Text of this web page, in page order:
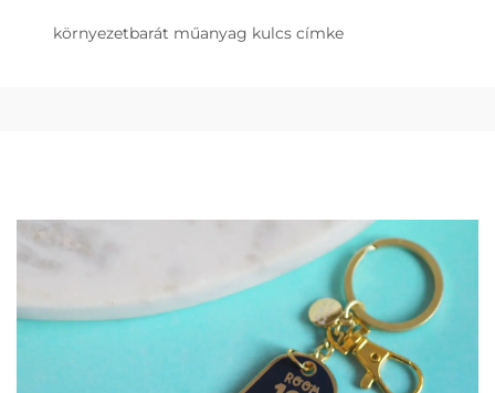
környezetbarát műanyag kulcs címke